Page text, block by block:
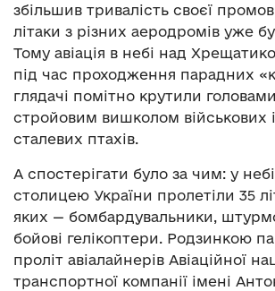
збільшив тривалість своєї
літаки з різних аеродромів уже
Тому авіація в небі над
під час проходження парадних
глядачі помітно крутили
стройовим вишколом військових
сталевих птахів.
А спостерігати було за чим: у
столицею України пролетіли 35
яких — бомбардувальники,
бойові гелікоптери. Родзинкою
проліт авіалайнерів Авіаційної
транспортної компанії імені